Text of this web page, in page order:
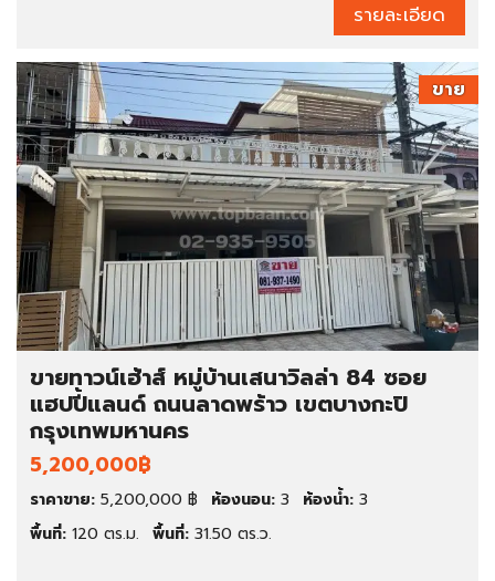
รายละเอียด
ขาย
ขายทาวน์เฮ้าส์ หมู่บ้านเสนาวิลล่า 84 ซอย
แฮปปี้แลนด์ ถนนลาดพร้าว เขตบางกะปิ
กรุงเทพมหานคร
5,200,000฿
ราคาขาย: 5,200,000 ฿ ห้องนอน: 3 ห้องน้ำ: 3
พื้นที่: 120 ตร.ม. พื้นที่: 31.50 ตร.ว.